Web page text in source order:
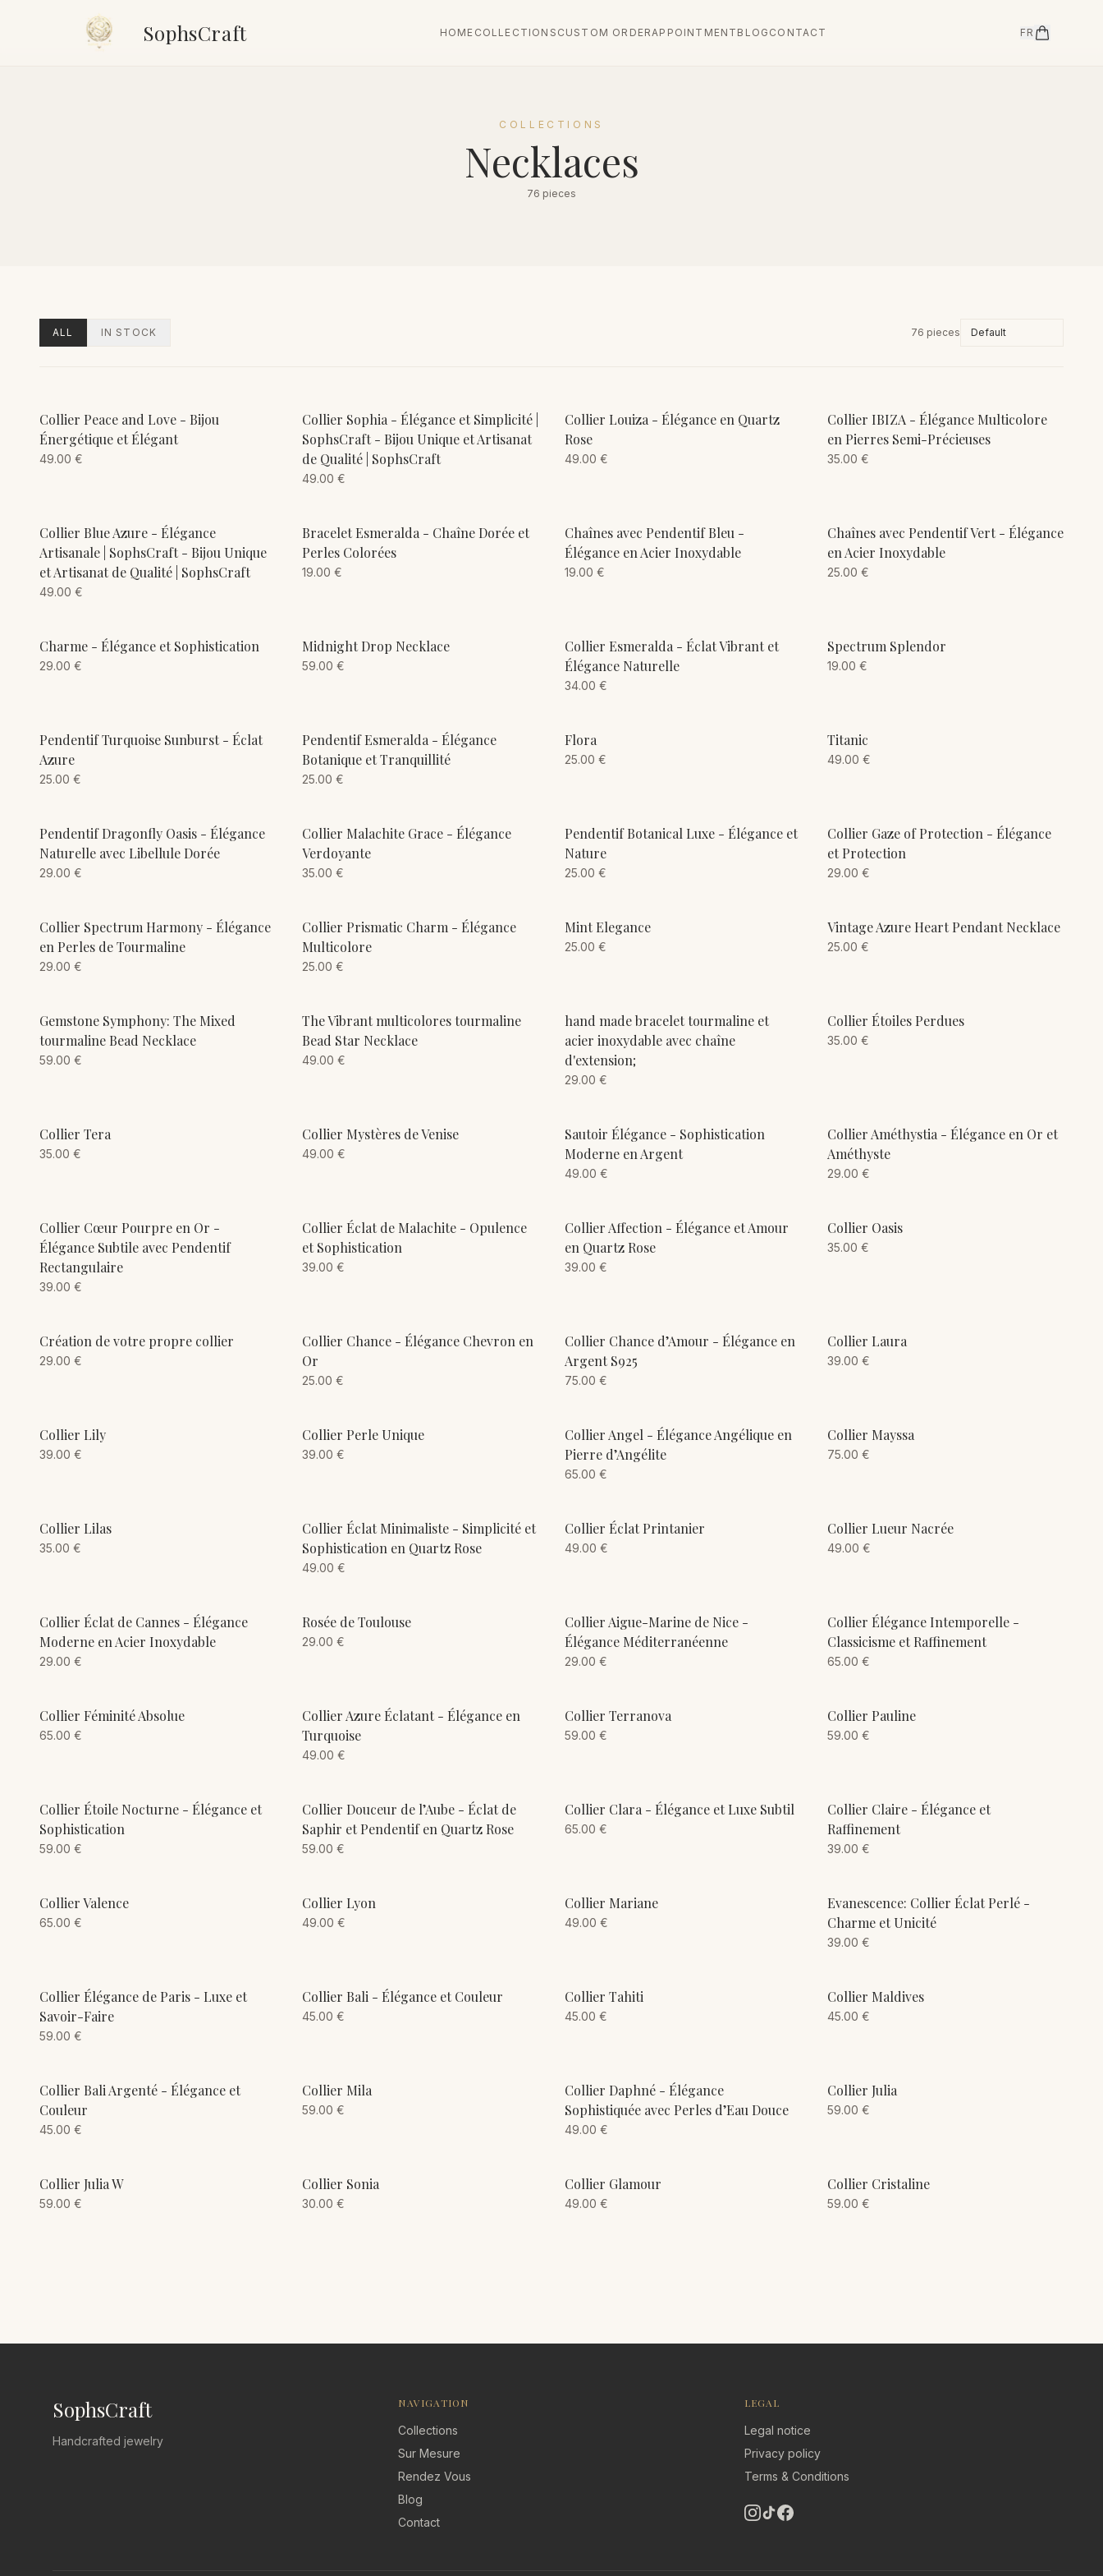
SophsCraft HOME COLLECTIONS CUSTOM ORDERAPPOINTMENT BLOG CONTACT FR
COLLECTIONS
Necklaces
76 pieces
ALL IN STOCK 76 pieces
ADD TO CART
Collier Peace and Love - Bijou
Énergétique et Élégant
49.00 €
ADD TO CART
Collier Sophia - Élégance et Simplicité |
SophsCraft - Bijou Unique et Artisanat
de Qualité | SophsCraft
49.00 €
ADD TO CART
Collier Louiza - Élégance en Quartz
Rose
49.00 €
ADD TO CART
Collier IBIZA - Élégance Multicolore
en Pierres Semi-Précieuses
35.00 €
ADD TO CART
Collier Blue Azure - Élégance
Artisanale | SophsCraft - Bijou Unique
et Artisanat de Qualité | SophsCraft
49.00 €
ADD TO CART
Bracelet Esmeralda - Chaîne Dorée et
Perles Colorées
19.00 €
ADD TO CART
Chaînes avec Pendentif Bleu -
Élégance en Acier Inoxydable
19.00 €
ADD TO CART
Chaînes avec Pendentif Vert - Élégance
en Acier Inoxydable
25.00 €
ADD TO CART
Charme - Élégance et Sophistication
29.00 €
ADD TO CART
Midnight Drop Necklace
59.00 €
ADD TO CART
Collier Esmeralda - Éclat Vibrant et
Élégance Naturelle
34.00 €
ADD TO CART
Spectrum Splendor
19.00 €
ADD TO CART
Pendentif Turquoise Sunburst - Éclat
Azure
25.00 €
ADD TO CART
Pendentif Esmeralda - Élégance
Botanique et Tranquillité
25.00 €
Flora
25.00 €
Titanic
49.00 €
ADD TO CART
Pendentif Dragonfly Oasis - Élégance
Naturelle avec Libellule Dorée
29.00 €
ADD TO CART
Collier Malachite Grace - Élégance
Verdoyante
35.00 €
ADD TO CART
Pendentif Botanical Luxe - Élégance et
Nature
25.00 €
ADD TO CART
Collier Gaze of Protection - Élégance
et Protection
29.00 €
ADD TO CART
Collier Spectrum Harmony - Élégance
en Perles de Tourmaline
29.00 €
ADD TO CART
Collier Prismatic Charm - Élégance
Multicolore
25.00 €
ADD TO CART
Mint Elegance
25.00 €
ADD TO CART
Vintage Azure Heart Pendant Necklace
25.00 €
ADD TO CART
Gemstone Symphony: The Mixed
tourmaline Bead Necklace
59.00 €
ADD TO CART
The Vibrant multicolores tourmaline
Bead Star Necklace
49.00 €
ADD TO CART
hand made bracelet tourmaline et
acier inoxydable avec chaîne
d'extension;
29.00 €
ADD TO CART
Collier Étoiles Perdues
35.00 €
Collier Tera
35.00 €
ADD TO CART
Collier Mystères de Venise
49.00 €
ADD TO CART
Sautoir Élégance - Sophistication
Moderne en Argent
49.00 €
ADD TO CART
Collier Améthystia - Élégance en Or et
Améthyste
29.00 €
ADD TO CART
Collier Cœur Pourpre en Or -
Élégance Subtile avec Pendentif
Rectangulaire
39.00 €
ADD TO CART
Collier Éclat de Malachite - Opulence
et Sophistication
39.00 €
ADD TO CART
Collier Affection - Élégance et Amour
en Quartz Rose
39.00 €
Collier Oasis
35.00 €
ADD TO CART
Création de votre propre collier
29.00 €
ADD TO CART
Collier Chance - Élégance Chevron en
Or
25.00 €
ADD TO CART
Collier Chance d’Amour - Élégance en
Argent S925
75.00 €
ADD TO CART
Collier Laura
39.00 €
Collier Lily
39.00 €
ADD TO CART
Collier Perle Unique
39.00 €
ADD TO CART
Collier Angel - Élégance Angélique en
Pierre d’Angélite
65.00 €
ADD TO CART
Collier Mayssa
75.00 €
Collier Lilas
35.00 €
ADD TO CART
Collier Éclat Minimaliste - Simplicité et
Sophistication en Quartz Rose
49.00 €
ADD TO CART
Collier Éclat Printanier
49.00 €
ADD TO CART
Collier Lueur Nacrée
49.00 €
ADD TO CART
Collier Éclat de Cannes - Élégance
Moderne en Acier Inoxydable
29.00 €
ADD TO CART
Rosée de Toulouse
29.00 €
ADD TO CART
Collier Aigue-Marine de Nice -
Élégance Méditerranéenne
29.00 €
ADD TO CART
Collier Élégance Intemporelle -
Classicisme et Raffinement
65.00 €
ADD TO CART
Collier Féminité Absolue
65.00 €
ADD TO CART
Collier Azure Éclatant - Élégance en
Turquoise
49.00 €
ADD TO CART
Collier Terranova
59.00 €
ADD TO CART
Collier Pauline
59.00 €
ADD TO CART
Collier Étoile Nocturne - Élégance et
Sophistication
59.00 €
ADD TO CART
Collier Douceur de l’Aube - Éclat de
Saphir et Pendentif en Quartz Rose
59.00 €
ADD TO CART
Collier Clara - Élégance et Luxe Subtil
65.00 €
ADD TO CART
Collier Claire - Élégance et
Raffinement
39.00 €
ADD TO CART
Collier Valence
65.00 €
Collier Lyon
49.00 €
ADD TO CART
Collier Mariane
49.00 €
ADD TO CART
Evanescence: Collier Éclat Perlé -
Charme et Unicité
39.00 €
ADD TO CART
Collier Élégance de Paris - Luxe et
Savoir-Faire
59.00 €
ADD TO CART
Collier Bali - Élégance et Couleur
45.00 €
ADD TO CART
Collier Tahiti
45.00 €
ADD TO CART
Collier Maldives
45.00 €
ADD TO CART
Collier Bali Argenté - Élégance et
Couleur
45.00 €
Collier Mila
59.00 €
ADD TO CART
Collier Daphné - Élégance
Sophistiquée avec Perles d’Eau Douce
49.00 €
Collier Julia
59.00 €
ADD TO CART
Collier Julia W
59.00 €
Collier Sonia
30.00 €
ADD TO CART
Collier Glamour
49.00 €
ADD TO CART
Collier Cristaline
59.00 €
SophsCraft
Handcrafted jewelry
NAVIGATION
Collections
Sur Mesure
Rendez Vous
Blog
Contact
LEGAL
Legal notice
Privacy policy
Terms & Conditions